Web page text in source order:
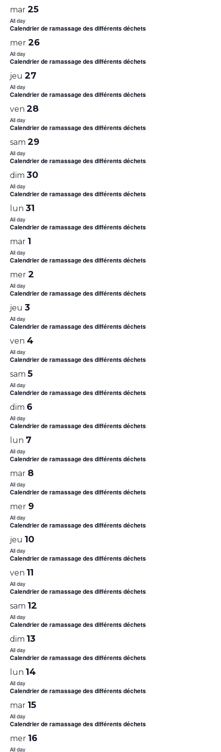
mar 25
All day
Calendrier de ramassage des différents déchets
mer 26
All day
Calendrier de ramassage des différents déchets
jeu 27
All day
Calendrier de ramassage des différents déchets
ven 28
All day
Calendrier de ramassage des différents déchets
sam 29
All day
Calendrier de ramassage des différents déchets
dim 30
All day
Calendrier de ramassage des différents déchets
lun 31
All day
Calendrier de ramassage des différents déchets
mar 1
All day
Calendrier de ramassage des différents déchets
mer 2
All day
Calendrier de ramassage des différents déchets
jeu 3
All day
Calendrier de ramassage des différents déchets
ven 4
All day
Calendrier de ramassage des différents déchets
sam 5
All day
Calendrier de ramassage des différents déchets
dim 6
All day
Calendrier de ramassage des différents déchets
lun 7
All day
Calendrier de ramassage des différents déchets
mar 8
All day
Calendrier de ramassage des différents déchets
mer 9
All day
Calendrier de ramassage des différents déchets
jeu 10
All day
Calendrier de ramassage des différents déchets
ven 11
All day
Calendrier de ramassage des différents déchets
sam 12
All day
Calendrier de ramassage des différents déchets
dim 13
All day
Calendrier de ramassage des différents déchets
lun 14
All day
Calendrier de ramassage des différents déchets
mar 15
All day
Calendrier de ramassage des différents déchets
mer 16
All day